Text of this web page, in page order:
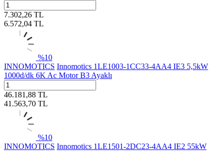
7.302,26 TL
6.572,04 TL
%10
INNOMOTICS Innomotics 1LE1003-1CC33-4AA4 IE3 5,5kW
1000d/dk 6K Ac Motor B3 Ayaklı
46.181,88 TL
41.563,70 TL
%10
INNOMOTICS Innomotics 1LE1501-2DC23-4AA4 IE2 55kW